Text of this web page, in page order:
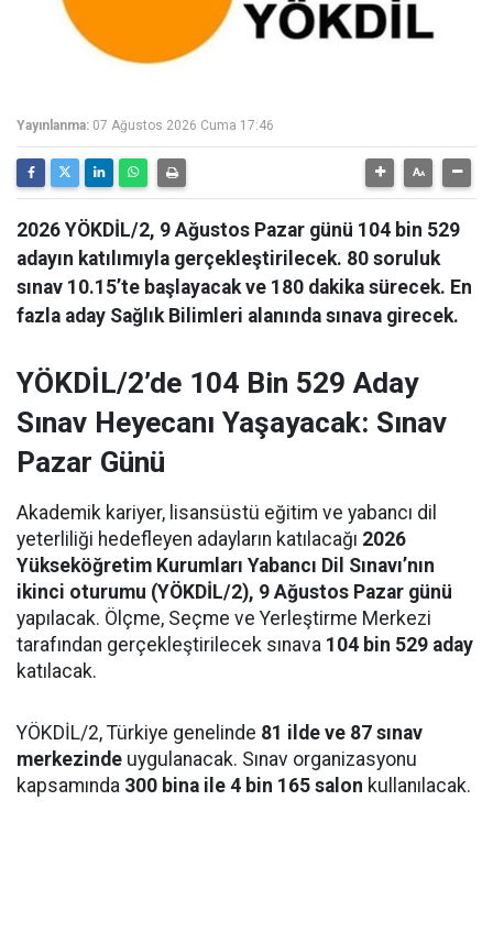
Yayınlanma: 07 Ağustos 2026 Cuma 17:46
2026 YÖKDİL/2, 9 Ağustos Pazar günü 104 bin 529
adayın katılımıyla gerçekleştirilecek. 80 soruluk
sınav 10.15’te başlayacak ve 180 dakika sürecek. En
fazla aday Sağlık Bilimleri alanında sınava girecek.
YÖKDİL/2’de 104 Bin 529 Aday
Sınav Heyecanı Yaşayacak: Sınav
Pazar Günü
Akademik kariyer, lisansüstü eğitim ve yabancı dil
yeterliliği hedefleyen adayların katılacağı 2026
Yükseköğretim Kurumları Yabancı Dil Sınavı’nın
ikinci oturumu (YÖKDİL/2), 9 Ağustos Pazar günü
yapılacak. Ölçme, Seçme ve Yerleştirme Merkezi
tarafından gerçekleştirilecek sınava 104 bin 529 aday
katılacak.
YÖKDİL/2, Türkiye genelinde 81 ilde ve 87 sınav
merkezinde uygulanacak. Sınav organizasyonu
kapsamında 300 bina ile 4 bin 165 salon kullanılacak.